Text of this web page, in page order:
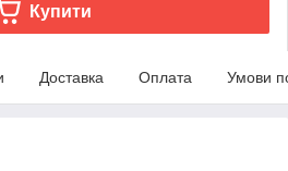
Купити
Доставка Оплата Умови